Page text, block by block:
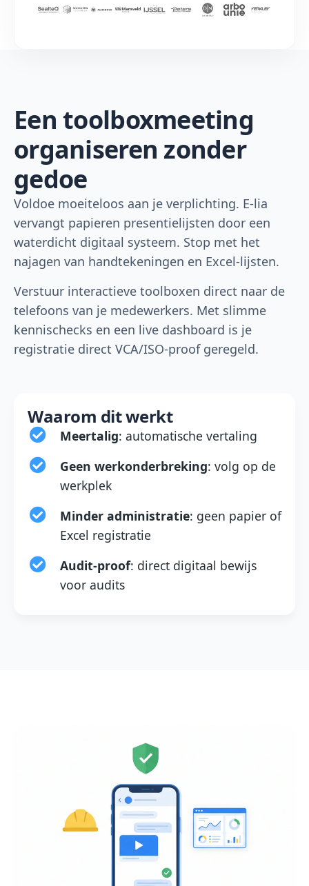
Een toolboxmeeting
organiseren zonder
gedoe
Voldoe moeiteloos aan je verplichting. E-lia
vervangt papieren presentielijsten door een
waterdicht digitaal systeem. Stop met het
najagen van handtekeningen en Excel-lijsten.
Verstuur interactieve toolboxen direct naar de
telefoons van je medewerkers. Met slimme
kennischecks en een live dashboard is je
registratie direct VCA/ISO-proof geregeld.
Waarom dit werkt
Meertalig: automatische vertaling
Geen werkonderbreking: volg op de
werkplek
Minder administratie: geen papier of
Excel registratie
Audit-proof: direct digitaal bewijs
voor audits